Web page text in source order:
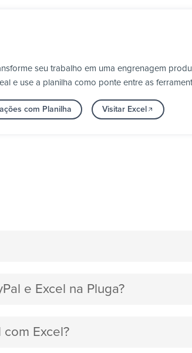
seu trabalho em uma engrenagem
e use a planilha como ponte entre as
com Planilha Visitar Excel
e Excel na Pluga?
Excel?